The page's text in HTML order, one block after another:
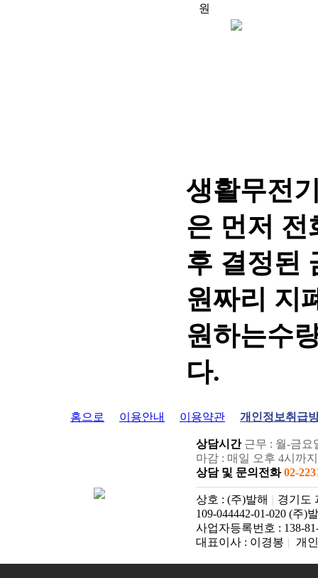
원
생활무전
은 먼저 전
후 결정된
원짜리 지
원하는수
다.
홈으로 이용안내 이용약관 개인정보취급
상담시간 근무 : 월-금요
마감 : 매일 오후 4시까
상담 및 문의전화02-
상호 : (주)발해 | 경기도
109-044442-01-020 (주)
사업자등록번호 : 138-
대표이사 : 이경봉 | 개